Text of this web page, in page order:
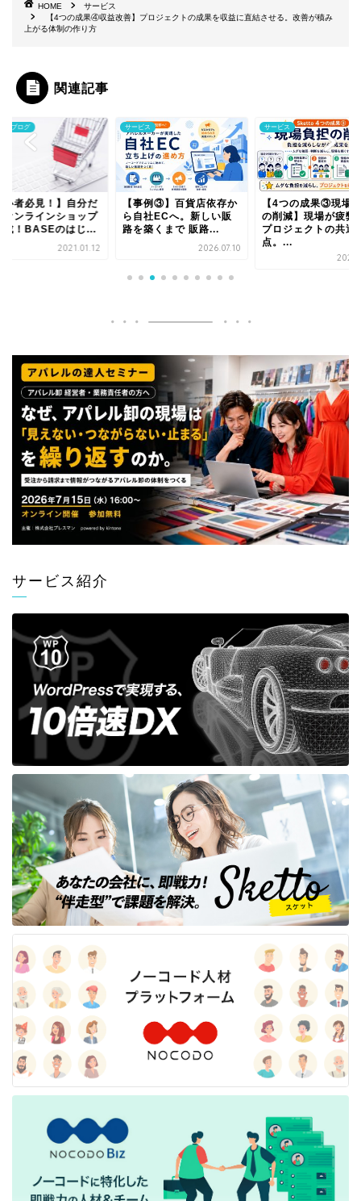
HOME
サービス
【4つの成果④収益改善】プロジェクトの成果を収益に直結させる。改善が積み
上がる体制の作り方
関連記事
フブログ
心者必見！】自分だ
オンラインショップ
成！BASEのはじ...
2021.01.12
サービス
【事例③】百貨店依存か
ら自社ECへ。新しい販
路を築くまで 販路...
2026.07.10
サービス
【4つの成果③現場
の削減】現場が疲弊
プロジェクトの共通
点。...
サービス紹介